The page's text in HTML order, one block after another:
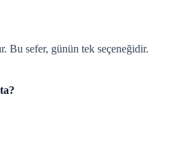
Bu sefer, günün tek seçeneğidir.